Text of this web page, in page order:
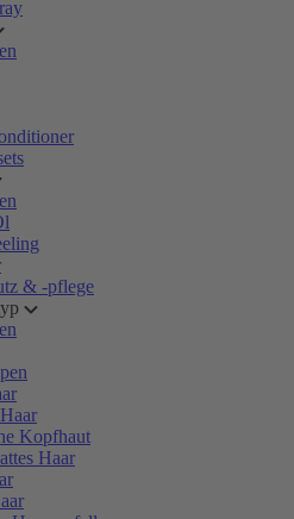
& -pflege
Kopfhaut
Haar